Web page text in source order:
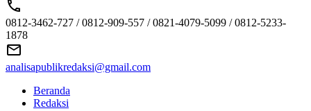
0812-3462-727 / 0812-909-557 / 0821-4079-5099 / 0812-5233-
1878
analisapublikredaksi@gmail.com
Beranda
Redaksi